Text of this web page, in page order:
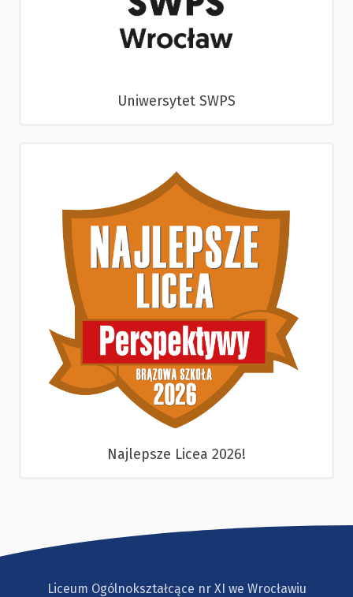
Uniwersytet SWPS
Najlepsze Licea 2026!
Liceum Ogólnokształcące nr XI we Wrocławiu